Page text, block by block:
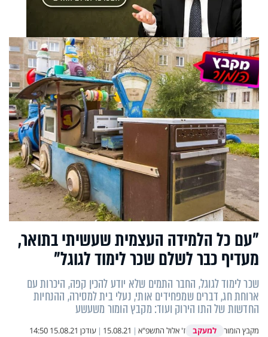
"עם כל הלמידה העצמית שעשיתי בתואר,
מעדיף כבר לשלם שכר לימוד לגוגל"
שכר לימוד לגוגל, החבר התמים שלא יודע להכין קפה, היכרות עם
ארוחת חג, דברים שמפחידים אותי, נעלי בית למסירה, ההנחיות
החדשות של התו הירוק ועוד: מקבץ הומור משעשע
מקבץ הומור למעקב ז' אלול התשפ"א |
15.08.21
| עודכן 15.08.21 14:50